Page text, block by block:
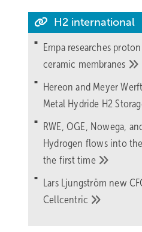
H2 international
Empa researches
ceramic membranes
Hereon and Meyer
Metal Hydride H2
RWE, OGE, Nowega,
Hydrogen flows into
the firsttime
Lars Ljungström new
Cellcentric